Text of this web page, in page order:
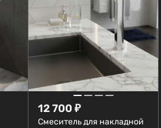
12 700 ₽
Смеситель для накладной